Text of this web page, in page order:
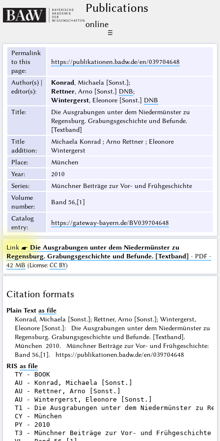
Publications
online
☰
Permalink
to this
page:
https://publikationen.badw.de/en/039704648
Author(s) |
editor(s):
Konrad, Michaela [Sonst.];
Rettner, Arno [Sonst.] DNB;
Wintergerst, Eleonore [Sonst.] DNB
Title:
Die Ausgrabungen unter dem Niedermünster zu
Regensburg. Grabungsgeschichte und Befunde.
[Textband]
Title
addition:
Michaela Konrad ; Arno Rettner ; Eleonore
Wintergerst
Place:
München
Year:
2010
Series:
Münchner Beiträge zur Vor- und Frühgeschichte
Volume
number:
Band 56,[1]
Catalog
entry:
https://gateway-bayern.de/BV039704648
Link ☛ Die Ausgrabungen unter dem Niedermünster zu
Regensburg. Grabungsgeschichte und Befunde. [Textband] · PDF ·
42 MB (License: CC BY)
Citation formats
Plain Text as file
Konrad, Michaela [Sonst.]; Rettner, Arno [Sonst.]; Wintergerst,
Eleonore [Sonst.]: Die Ausgrabungen unter dem Niedermünster zu
Regensburg. Grabungsgeschichte und Befunde. [Textband].
München 2010. Münchner Beiträge zur Vor- und Frühgeschichte:
Band 56,[1]. https://publikationen.badw.de/en/039704648
RIS as file
TY - BOOK
AU - Konrad, Michaela [Sonst.]
AU - Rettner, Arno [Sonst.]
AU - Wintergerst, Eleonore [Sonst.]
T1 - Die Ausgrabungen unter dem Niedermünster zu
CY - München
PY - 2010
T3 - Münchner Beiträge zur Vor- und Frühgeschichte